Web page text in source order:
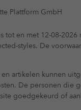
Plattform GmbH
tot en met 12-08-
styles. De
en artikelen kunnen
De personen die
goedgekeurd of